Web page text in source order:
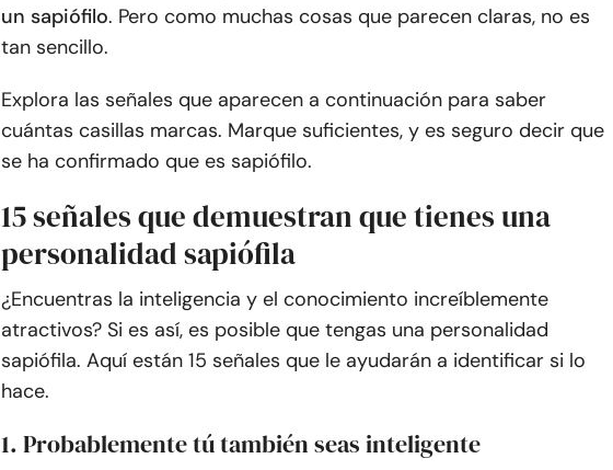
un sapiófilo. Pero como muchas cosas que parecen claras, no es
tan sencillo.
Explora las señales que aparecen a continuación para saber
cuántas casillas marcas. Marque suficientes, y es seguro decir que
se ha confirmado que es sapiófilo.
15 señales que demuestran que tienes una
personalidad sapiófila
¿Encuentras la inteligencia y el conocimiento increíblemente
atractivos? Si es así, es posible que tengas una personalidad
sapiófila. Aquí están 15 señales que le ayudarán a identificar si lo
hace.
1. Probablemente tú también seas inteligente